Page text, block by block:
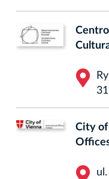
City of